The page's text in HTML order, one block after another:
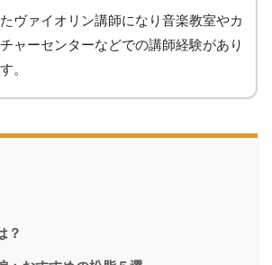
ヴァイオリン講師になり音楽教室やカ
ャーセンターなどでの講師経験があり
。
？